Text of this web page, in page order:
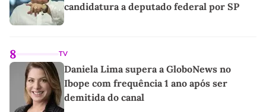
candidatura a deputado federal por SP
8 TV
Daniela Lima supera a GloboNews no
Ibope com frequência 1 ano após ser
demitida do canal